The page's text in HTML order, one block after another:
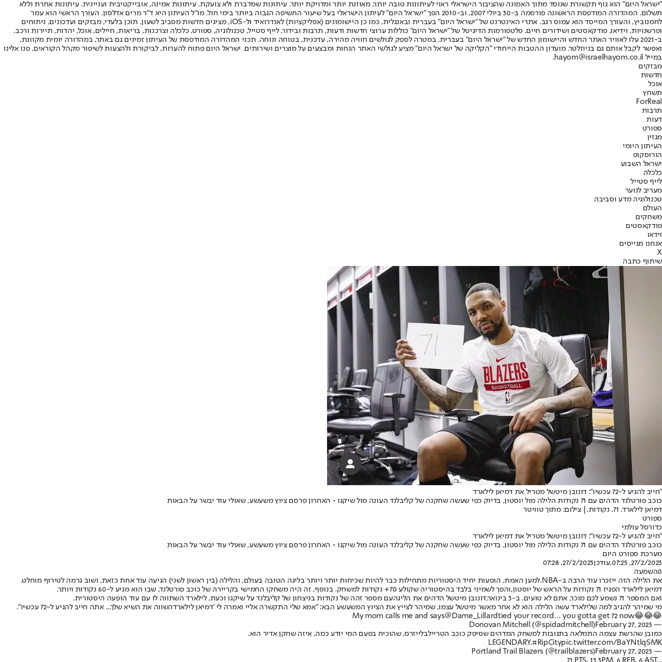
"ישראל היום" הוא גוף תקשורת שנוסד מתוך האמונה שהציבור הישראלי ראוי לעיתונות טובה יותר, מאוזנת יותר ומדויקת יותר. עיתונות שמדברת ולא צועקת. עיתונות אמינה, אובייקטיבית ועניינית. עיתונות אחרת וללא
תשלום. המהדורה המודפסת הראשונה פורסמה ב-30 ביולי 2007, וב-2010 הפך "ישראל היום" לעיתון הישראלי בעל שיעור החשיפה הגבוה ביותר בימי חול. מו"ל העיתון היא ד"ר מרים אדלסון. העורך הראשי הוא עמר
לחמנוביץ, והעורך המייסד הוא עמוס רגב. אתרי האינטרנט של "ישראל היום" בעברית ובאנגלית, כמו כן היישומונים (אפליקציות) לאנדרואיד ול-iOS, מציגים חדשות מסביב לשעון, תוכן בלעדי, מבזקים ועדכונים, ניתוחים
ופרשנויות, וידיאו, פודקאסטים ושידורים חיים. פלטפורמות הדיגיטל של "ישראל היום" כוללות ערוצי חדשות ודעות, תרבות ובידור, לייף סטייל, טכנולוגיה, ספורט, כלכלה וצרכנות, בריאות, חיילים, אוכל, יהדות, תיירות ורכב.
ב-2021 עלו לאוויר האתר החדש והיישומון החדש של "ישראל היום" בעברית, במטרה לספק לגולשים חוויה מהירה, עדכנית, בטוחה ונוחה. תכני המהדורה המודפסת של העיתון זמינים גם באתר, במהדורה יומית מקוונת,
ואפשר לקבל אותם גם בניוזלטר. מועדון ההטבות הייחודי "הקליקה של ישראל היום" מציע לגולשי האתר הנחות ומבצעים על מוצרים ושירותים. ישראל היום פתוח להערות, לביקורת ולהצעות לשיפור מקהל הקוראים. פנו אלינו
במייל hayom@israelhayom.co.il.
מבזקים
חדשות
אוכל
תשחץ
ForReal
תרבות
דעות
ספורט
מגזין
העיתון היומי
הורוסקופ
ישראל השבוע
כלכלה
לייף סטייל
מעריב לנוער
טכנולוגיה מדע וסביבה
העולם
משחקים
פודקאסטים
וידאו
אנחנו מגייסים
X
שיתוף כתבה
"חייב להגיע ל-72 עכשיו": דונובן מיטשל מטריל את דמיאן לילארד
כוכב פורטלנד הדהים עם 71 נקודות הלילה מול יוסטון, בדיוק כפי שעשה שחקנה של קליבלנד העונה מול שיקגו • האחרון פרסם ציוץ משעשע, שאולי עוד יבשר על הבאות
דמיאן לילארד. 71. נקודות.| צילום: מתוך טוויטר
ספורט
כדורסל עולמי
"חייב להגיע ל-72 עכשיו": דונובן מיטשל מטריל את דמיאן לילארד
כוכב פורטלנד הדהים עם 71 נקודות הלילה מול יוסטון, בדיוק כפי שעשה שחקנה של קליבלנד העונה מול שיקגו • האחרון פרסם ציוץ משעשע, שאולי עוד יבשר על הבאות
מערכת ספורט היום
27/2/2023, 07:25
,עודכן27/2/2023, 07:28
0השמעה
את הלילה הזה ייזכרו עוד הרבה ב-NBA.
למען האמת, הופעות יחיד היסטוריות מתחילות כבר להיות שכיחות יותר ויותר בליגה הטובה בעולם, והלילה (בין ראשון לשני) הגיעה עוד אחת כזאת, ושוב גרמה לטירוף מוחלט.
דמיאן לילארד הפגיז 71 נקודות על הראש של יוסטון,
והפך לשמיני בלבד בהיסטוריה שקולע 70+ נקודות למשחק. בנוסף, זה היה משחקו החמישי בקריירה של כוכב פורטלנד, שבו הוא מגיע ל-60 נקודות ויותר.
ואם המספר 71 נשמע לכם מוכר, אתם לא טועים. ב-3 בינואר,
דונובן מיטשל הדהים את הליגהעם מספר זהה של נקודות בניצחון של קליבלנד על שיקגו וכעת, לילארד השתווה לו עם עוד הופעה היסטורית.
מי שמיהר להגיב למה שלילארד עשה הלילה הוא לא אחר מאשר מיטשל עצמו, שמיהר לצייץ את הציוץ המשעשע הבא: "אמא שלי התקשרה אליי ואמרה לי 'דמיאן לילארדהשווה את השיא שלך... אתה חייב להגיע ל-72 עכשיו".
My mom calls me and says@Dame_Lillardtied your record… you gotta get 72 now😂😂😂
— Donovan Mitchell (@spidadmitchell)
February 27, 2023
כמובן שהרשת עצמה התמלאה בתגובות למשחק המדהים שסיפק כוכב הטריילבלייזרס, שהוכיח בפעם המי יודע כמה, איזה שחקן אדיר הוא.
LEGENDARY.#RipCitypic.twitter.com/BaYNtlqSMK
— Portland Trail Blazers (@trailblazers)
February 27, 2023